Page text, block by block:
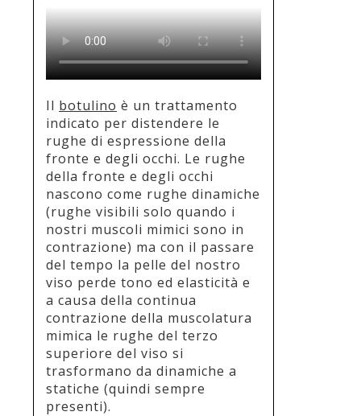
Il botulino è un trattamento
indicato per distendere le
rughe di espressione della
fronte e degli occhi. Le rughe
della fronte e degli occhi
nascono come rughe dinamiche
(rughe visibili solo quando i
nostri muscoli mimici sono in
contrazione) ma con il passare
del tempo la pelle del nostro
viso perde tono ed elasticità e
a causa della continua
contrazione della muscolatura
mimica le rughe del terzo
superiore del viso si
trasformano da dinamiche a
statiche (quindi sempre
presenti).